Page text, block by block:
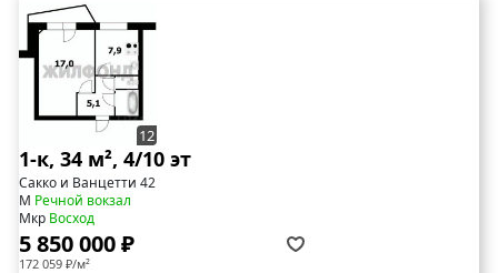
12
1-к, 34 м², 4/10 эт
Сакко и Ванцетти 42
М Речной вокзал
Мкр Восход
5 850 000 ₽
172 059 ₽/м²